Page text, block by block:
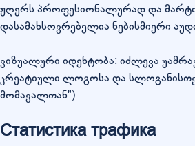
ჟღერს პროფესიონალურად და
დასამახსოვრებელია ნებისმიერი
ვიზუალური იდენტობა: იძლევა
კრეატიული ლოგოსა და
მომავალთან").
Статистика трафика